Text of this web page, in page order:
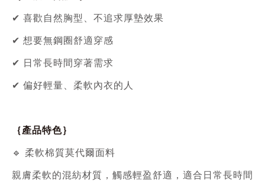
✔ 喜歡自然胸型、不追求厚墊效果
✔ 想要無鋼圈舒適穿感
✔ 日常長時間穿著需求
✔ 偏好輕量、柔軟內衣的人
｛產品特色｝
🔹 柔軟棉質莫代爾面料
親膚柔軟的混紡材質，觸感輕盈舒適，適合日常長時間